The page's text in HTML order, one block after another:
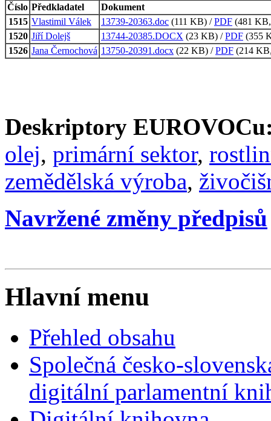
Číslo Předkladatel
Dokument
1515 Vlastimil Válek 13739-20363.doc (111 KB) /PDF (481
1520 Jiří Dolejš 13744-20385.DOCX (23 KB) /PDF (355
1526 Jana Černochová 13750-20391.docx (22 KB) /PDF (214
Deskriptory
olej, primární sektor,
zemědělská výroba,
Navržené změny předpisů
Hlavní menu
Přehled obsahu
Společná česko-
digitální parlamentní